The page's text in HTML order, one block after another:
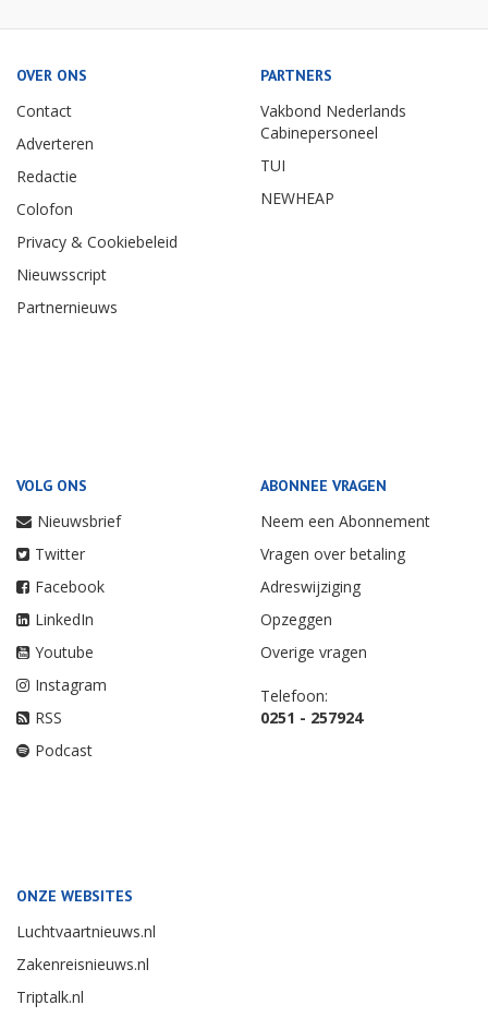
OVER ONS
Contact
Adverteren
Redactie
Colofon
Privacy & Cookiebeleid
Nieuwsscript
Partnernieuws
PARTNERS
Vakbond Nederlands
Cabinepersoneel
TUI
NEWHEAP
VOLG ONS
Nieuwsbrief
Twitter
Facebook
LinkedIn
Youtube
Instagram
RSS
Podcast
ABONNEE VRAGEN
Neem een Abonnement
Vragen over betaling
Adreswijziging
Opzeggen
Overige vragen
Telefoon:
0251 - 257924
ONZE WEBSITES
Luchtvaartnieuws.nl
Zakenreisnieuws.nl
Triptalk.nl